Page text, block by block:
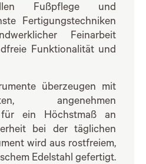
Fußpflege und
Fertigungstechniken
Feinarbeit
Funktionalität und
überzeugen mit
angenehmen
für ein Höchstmaß an
bei der täglichen
wird aus rostfreiem,
Edelstahl gefertigt.